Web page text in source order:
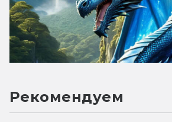
Рекомендуем